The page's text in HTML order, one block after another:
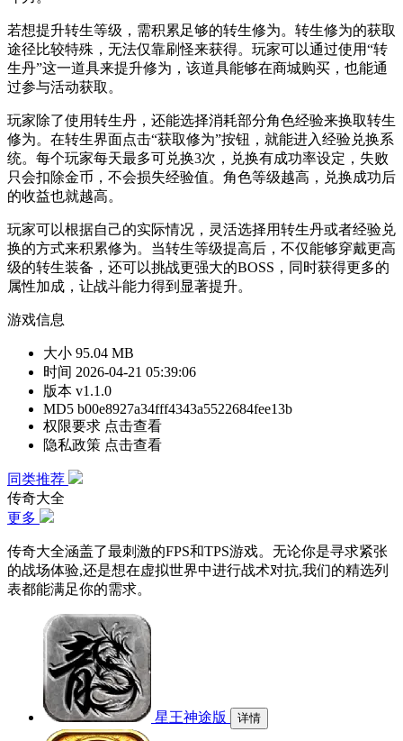
若想提升转生等级，需积累足够的转生修为。转生修为的获取
途径比较特殊，无法仅靠刷怪来获得。玩家可以通过使用“转
生丹”这一道具来提升修为，该道具能够在商城购买，也能通
过参与活动获取。
玩家除了使用转生丹，还能选择消耗部分角色经验来换取转生
修为。在转生界面点击“获取修为”按钮，就能进入经验兑换系
统。每个玩家每天最多可兑换3次，兑换有成功率设定，失败
只会扣除金币，不会损失经验值。角色等级越高，兑换成功后
的收益也就越高。
玩家可以根据自己的实际情况，灵活选择用转生丹或者经验兑
换的方式来积累修为。当转生等级提高后，不仅能够穿戴更高
级的转生装备，还可以挑战更强大的BOSS，同时获得更多的
属性加成，让战斗能力得到显著提升。
游戏信息
大小 95.04 MB
时间 2026-04-21 05:39:06
版本 v1.1.0
MD5 b00e8927a34fff4343a5522684fee13b
权限要求 点击查看
隐私政策 点击查看
同类推荐
传奇大全
更多
传奇大全涵盖了最刺激的FPS和TPS游戏。无论你是寻求紧张
的战场体验,还是想在虚拟世界中进行战术对抗,我们的精选列
表都能满足你的需求。
星王神途版 详情